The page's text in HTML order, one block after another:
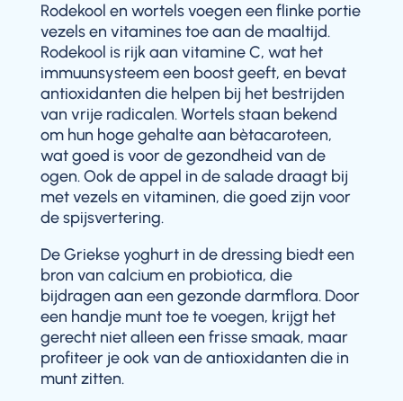
Rodekool en wortels voegen een flinke portie
vezels en vitamines toe aan de maaltijd.
Rodekool is rijk aan vitamine C, wat het
immuunsysteem een boost geeft, en bevat
antioxidanten die helpen bij het bestrijden
van vrije radicalen. Wortels staan bekend
om hun hoge gehalte aan bètacaroteen,
wat goed is voor de gezondheid van de
ogen. Ook de appel in de salade draagt bij
met vezels en vitaminen, die goed zijn voor
de spijsvertering.
De Griekse yoghurt in de dressing biedt een
bron van calcium en probiotica, die
bijdragen aan een gezonde darmflora. Door
een handje munt toe te voegen, krijgt het
gerecht niet alleen een frisse smaak, maar
profiteer je ook van de antioxidanten die in
munt zitten.